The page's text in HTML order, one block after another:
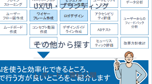
UX/UI・ブランディング
その他から探す
レポート・資料公開